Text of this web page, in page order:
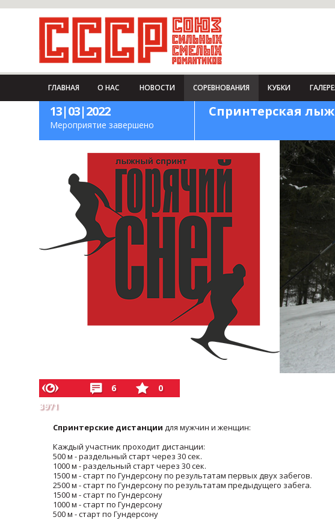
ГЛАВНАЯ О НАС НОВОСТИ СОРЕВНОВАНИЯ КУБКИ
13|03|2022
Мероприятие завершено
Спринтерская
3971
6 0
Спринтерские дистанции для мужчин и женщин:
Каждый участник проходит дистанции:
500 м - раздельный старт через 30 сек.
1000 м - раздельный старт через 30 сек.
1500 м - старт по Гундерсону по результатам первых двух забегов.
2500 м - старт по Гундерсону по результатам предыдущего забега.
1500 м - старт по Гундерсону
1000 м - старт по Гундерсону
500 м - старт по Гундерсону